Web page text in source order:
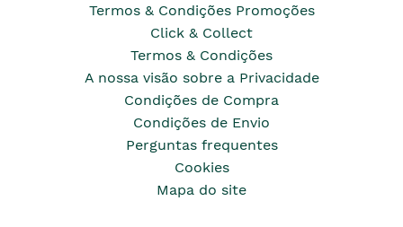
Termos & Condições Promoções
Click & Collect
Termos & Condições
A nossa visão sobre a Privacidade
Condições de Compra
Condições de Envio
Perguntas frequentes
Cookies
Mapa do site